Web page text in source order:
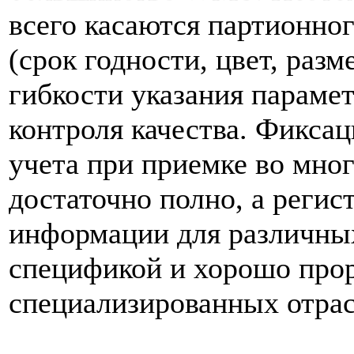
всего касаются
(срок годности, цвет,
гибкости указания
контроля качества.
учета при приемке во
достаточно полно, а
информации для
спецификой и хорошо
специализированных